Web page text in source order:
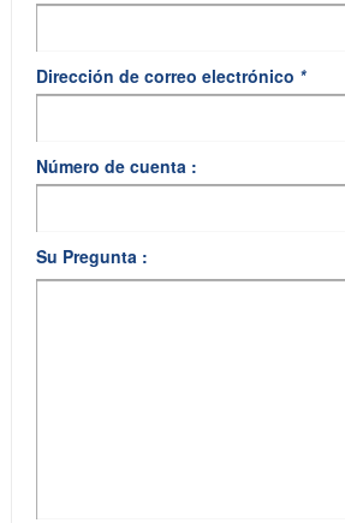
Dirección de correo electrónico *
Número de cuenta :
Su Pregunta :